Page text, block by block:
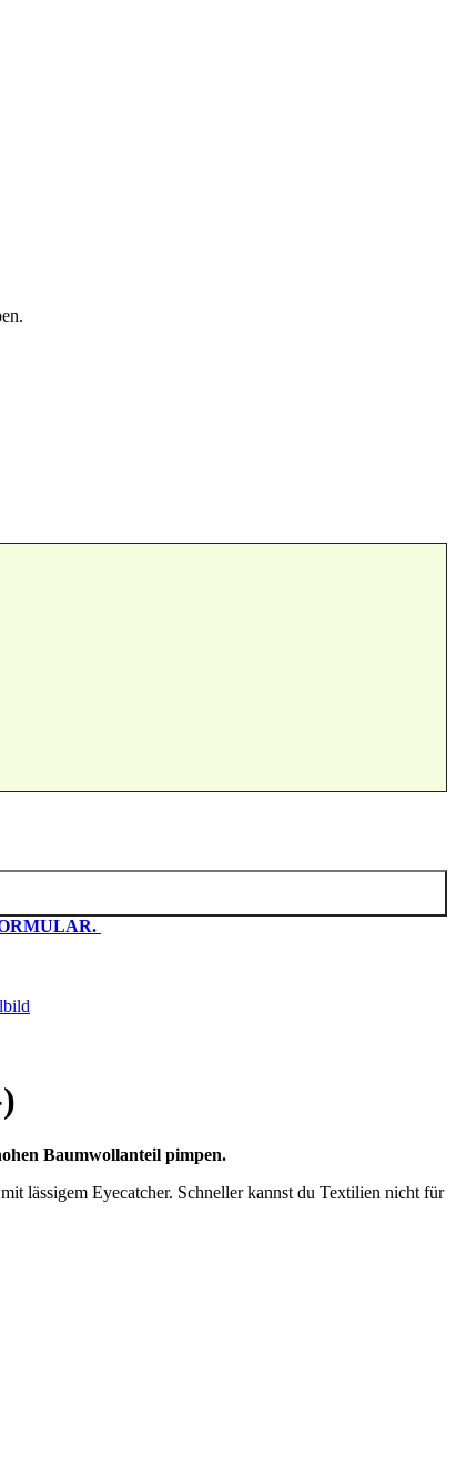
Baumwollanteil pimpen.
lässigem Eyecatcher. Schneller kannst du Textilien nicht für